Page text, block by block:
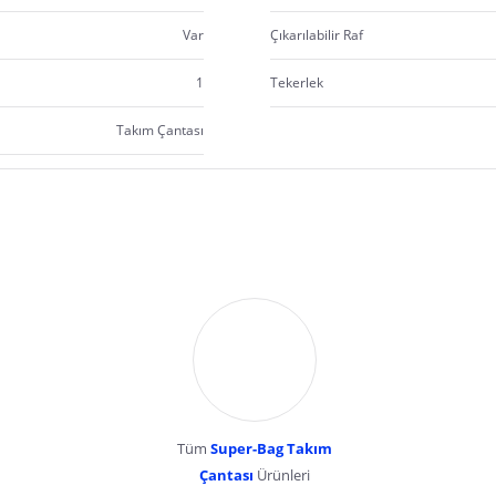
Var Çıkarılabilir Raf
1 Tekerlek
Takım Çantası
Tüm Super-Bag Takım
Çantası Ürünleri